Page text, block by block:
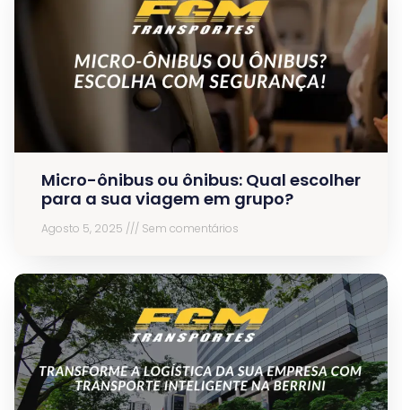
Micro-ônibus ou ônibus: Qual escolher
para a sua viagem em grupo?
Agosto 5, 2025 Sem comentários